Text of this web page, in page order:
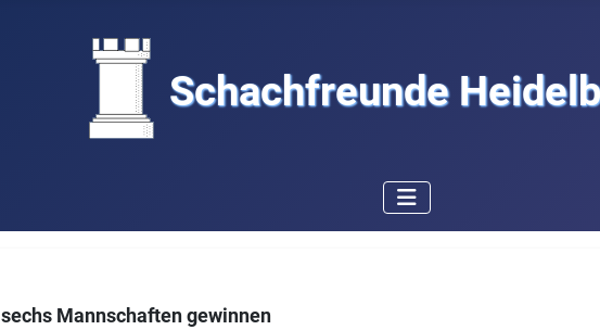
Schachfreunde
Mannschaften gewinnen